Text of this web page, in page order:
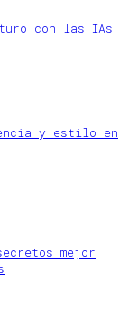
con las IAs
y estilo en
mejor